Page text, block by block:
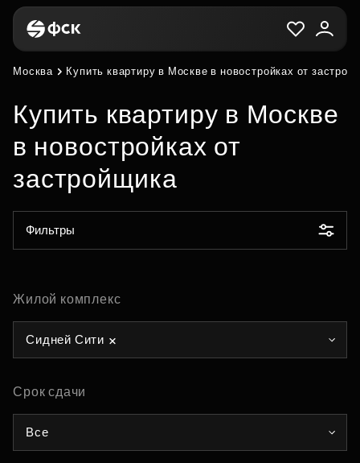
Москва Купить квартиру в Москве в новостройках от
Купить квартиру в Москве
в новостройках от
застройщика
Фильтры
Жилой комплекс
Сидней Сити
Срок сдачи
Все